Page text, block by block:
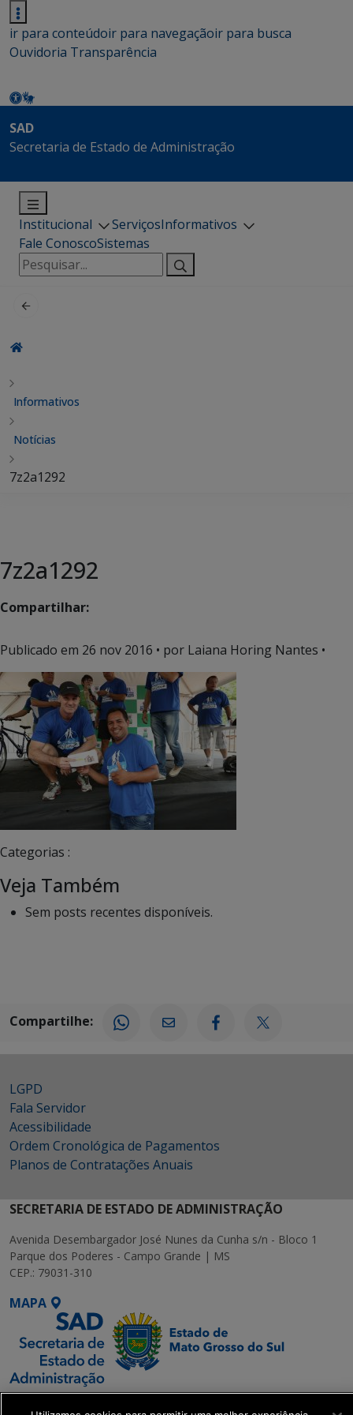
ir para conteúdoir para navegaçãoir para busca
Ouvidoria Transparência
SAD
Secretaria de Estado de Administração
Institucional ServiçosInformativos
Fale ConoscoSistemas
Pesquisar
por:
Informativos
Notícias
7z2a1292
7z2a1292
Compartilhar:
Publicado em 26 nov 2016 • por Laiana Horing Nantes •
Categorias :
Veja Também
Sem posts recentes disponíveis.
Compartilhe:
LGPD
Fala Servidor
Acessibilidade
Ordem Cronológica de Pagamentos
Planos de Contratações Anuais
SECRETARIA DE ESTADO DE ADMINISTRAÇÃO
Avenida Desembargador José Nunes da Cunha s/n - Bloco 1
Parque dos Poderes - Campo Grande | MS
CEP.: 79031-310
MAPA